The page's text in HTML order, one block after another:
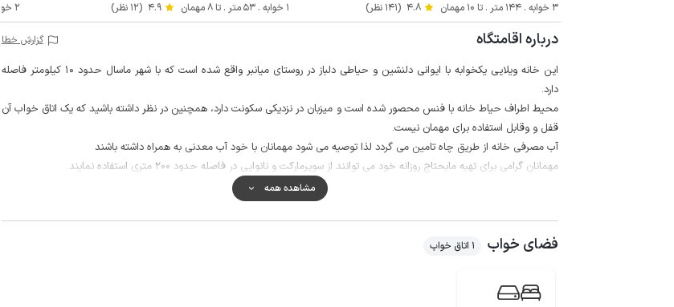
3 خوابه . 144 متر . تا 10 مهمان 4.8 (141 نظر) 1 خوابه . 53 متر . تا 8 مهمان 4.9 (12 نظر) 2 خوابه . 110 متر . تا 6 مهمان
درباره اقامتگاه گزارش خطا
این خانه ویلایی یکخوابه با ایوانی دلنشین و حیاطی دلباز در روستای میانبر واقع شده است که با شهر ماسال حدود 10 کیلومتر فاصله
دارد.
محیط اطراف حیاط خانه با فنس محصور شده است و میزبان در نزدیکی سکونت دارد، همچنین در نظر داشته باشید که یک اتاق خواب آن
قفل و وقابل استفاده برای مهمان نیست.
آب مصرفی خانه از طریق چاه تامین می گردد لذا توصیه می شود مهمانان با خود آب معدنی به همراه داشته باشند
مهمانان گرامی برای تهیه مایحتاج روزانه خود می توانند از سوپرمارکت و نانوایی در فاصله حدود 200 متری استفاده نمایند.
کیفیت پوشش شبکه تلفن همراه برای دو اپراتور ایرانسل و همراه در مکالمه خوب و دسترسی به اینترنت به صورت 4g می باشد.
مشاهده همه
فضای خواب 1 اتاق خواب